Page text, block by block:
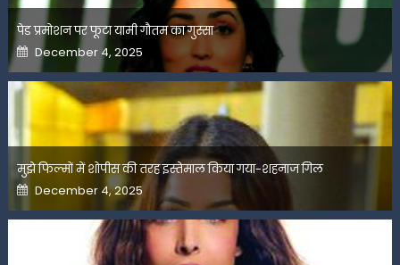
पेड प्रमोशन पर फूटा यामी गौतम का गुस्सा
Posted
on
December 4, 2025
मुझे फिल्मों में शोपीस की तरह इस्तेमाल किया गया-शहनाज गिल
Posted
on
December 4, 2025